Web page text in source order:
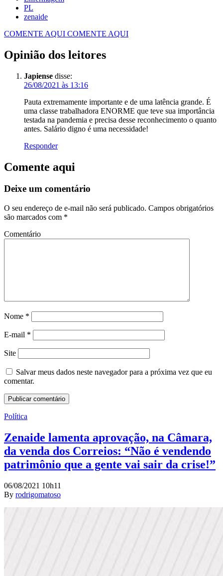
PL
zenaide
COMENTE AQUI COMENTE AQUI
Opinião dos leitores
Japiense disse:
26/08/2021 às 13:16
Pauta extremamente importante e de uma latência grande. É
uma classe trabalhadora ENORME que teve sua importância
testada na pandemia e precisa desse reconhecimento o quanto
antes. Salário digno é uma necessidade!
Responder
Comente aqui
Deixe um comentário
O seu endereço de e-mail não será publicado. Campos obrigatórios
são marcados com *
Comentário
Nome *
E-mail *
Site
Salvar meus dados neste navegador para a próxima vez que eu
comentar.
Política
Zenaide lamenta aprovação, na Câmara,
da venda dos Correios: “Não é vendendo
patrimônio que a gente vai sair da crise!”
06/08/2021 10h11
By rodrigomatoso